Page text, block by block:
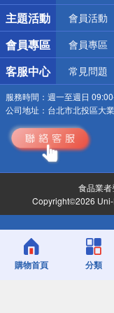
主題活動 會員活動
會員專區 會員專區
客服中心 常見問題
服務時間： 週一至週日
公司地址： 台北市北投區大
食品業
Copyright©2026
購物首頁 分類